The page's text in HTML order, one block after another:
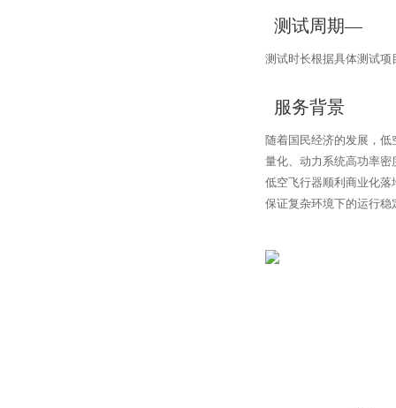
测试周期—
测试时长根据具体测试项
服务背景
随着国民经济的发展，
量化、动力系统高功率
低空飞行器顺利商业化
保证复杂环境下的运行